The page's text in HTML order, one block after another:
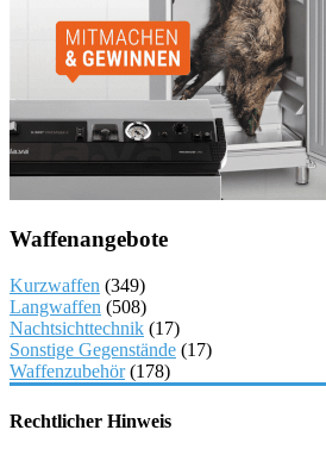
Waffenangebote
Kurzwaffen (349)
Langwaffen (508)
Nachtsichttechnik (17)
Sonstige Gegenstände (17)
Waffenzubehör(178)
Rechtlicher Hinweis